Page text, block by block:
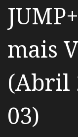
mais
(Abril
03)